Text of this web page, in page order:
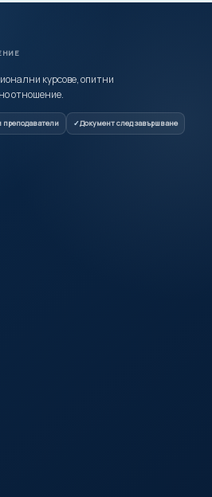
курсове, опитни
отношение.
преподаватели Документ след завършване